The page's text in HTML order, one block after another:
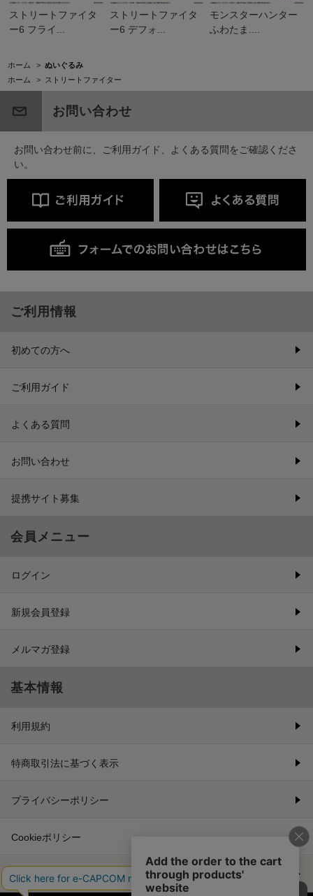
ストリートファイタ
ー6 フライ...
ストリートファイタ
ー6 デフォ...
モンスターハンター
ふわたま....
ホーム > ぬいぐるみ
ホーム
> ストリートファイター
お問い合わせ
お問い合わせ前に、ご利用ガイド、よくある質問をご確認くださ
い。
ご利用情報
初めての方へ
ご利用ガイド
よくある質問
お問い合わせ
提携サイト募集
会員メニュー
ログイン
新規会員登録
メルマガ登録
基本情報
利用規約
特商取引法に基づく表示
プライバシーポリシー
Cookieポリシー
会社情報